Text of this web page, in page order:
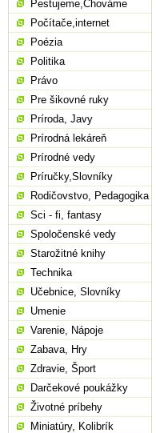
Pestujeme,Chováme
Počítače,internet
Poézia
Politika
Právo
Pre šikovné ruky
Príroda, Javy
Prírodná lekáreň
Prírodné vedy
Príručky,Slovníky
Rodičovstvo, Pedagogika
Sci - fi, fantasy
Spoločenské vedy
Starožitné knihy
Technika
Učebnice, Slovníky
Umenie
Varenie, Nápoje
Zabava, Hry
Zdravie, Šport
Darčekové poukážky
Životné príbehy
Miniatúry, Kolibrík